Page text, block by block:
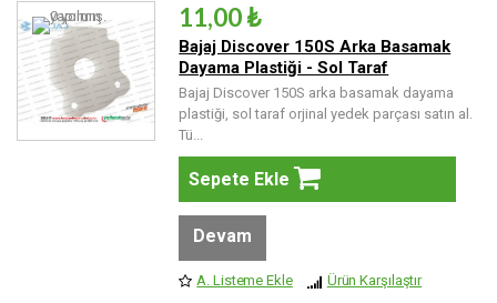
11,00 ₺
Bajaj Discover 150S Arka Basamak
Dayama Plastiği - Sol Taraf
Bajaj Discover 150S arka basamak dayama
plastiği, sol taraf orjinal yedek parçası satın al.
Tü...
Sepete Ekle
Devam
A. Listeme Ekle Ürün Karşılaştır